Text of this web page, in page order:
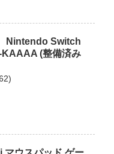
Nintendo Switch
(整備済み
)